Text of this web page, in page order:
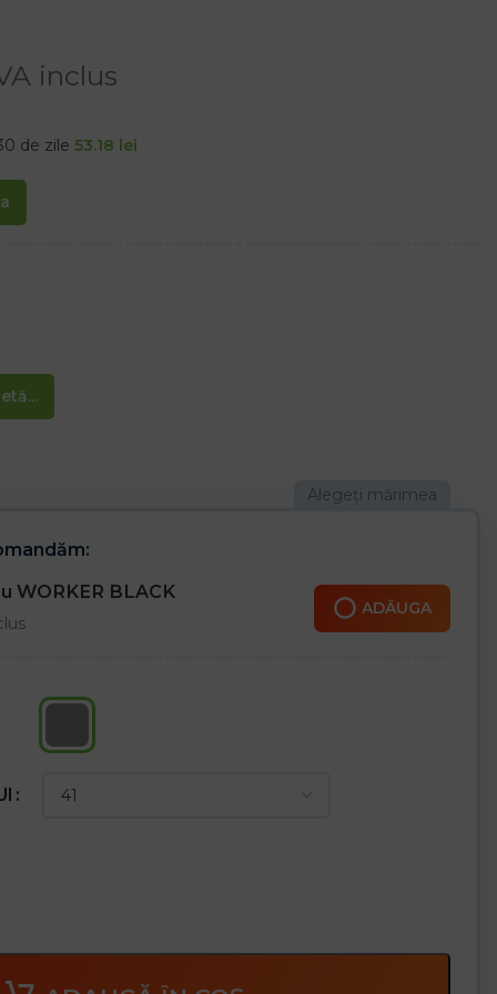
inclus
de zile 53.18 lei
de sus
WORKER BLACK
ADĂUGA